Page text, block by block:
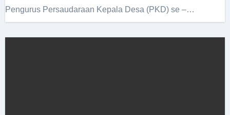
Pengurus Persaudaraan Kepala Desa (PKD) se –…